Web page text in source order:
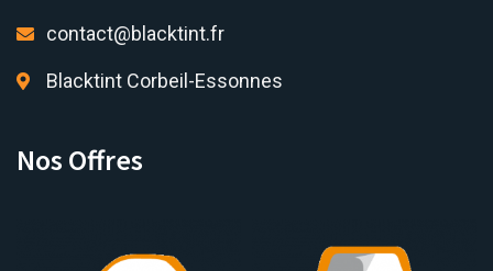
contact@blacktint.fr
Blacktint Corbeil-Essonnes
Nos Offres